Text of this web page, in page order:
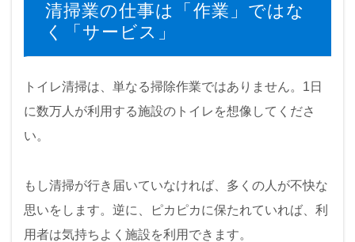
清掃業の仕事は「作業」ではな
く「サービス」
トイレ清掃は、単なる掃除作業ではありません。1日
に数万人が利用する施設のトイレを想像してくださ
い。
もし清掃が行き届いていなければ、多くの人が不快な
思いをします。逆に、ピカピカに保たれていれば、利
用者は気持ちよく施設を利用できます。